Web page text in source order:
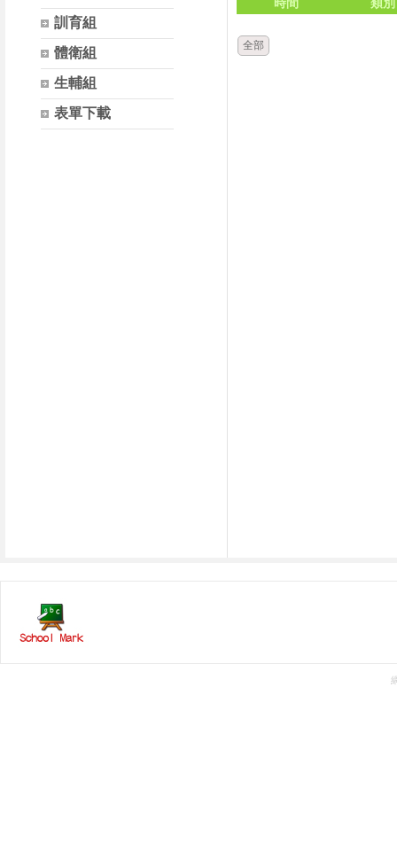
訓育組
體衛組
生輔組
表單下載
全部